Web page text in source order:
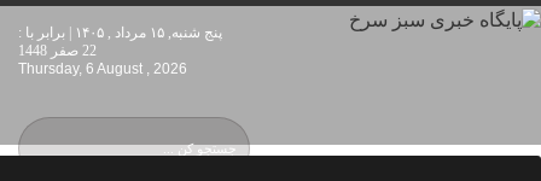
پنج شنبه, ۱۵ مرداد , ۱۴۰۵ | برابر با :
22 صفر 1448
Thursday, 6 August , 2026